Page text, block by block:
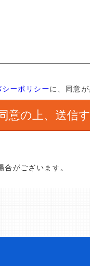
シーポリシーに、同意が
がございます。